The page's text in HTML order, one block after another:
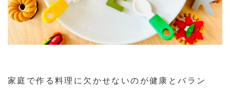
家庭で作る料理に欠かせないのが健康とバラン